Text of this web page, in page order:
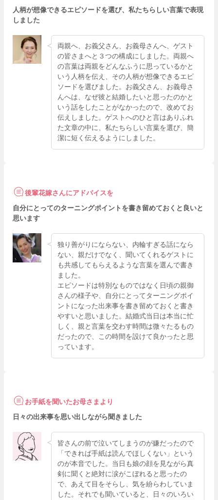
人柄が想像できるエピソードを選び、私たちらしい言葉で表現
しました
両親へ、お義父さん、お義母さんへ、ゲスト
の皆さまへと３つの構成にしました。両親へ
の言葉は両親をどんなふうに思っているかと
いう人柄を伝え、その人柄が想像できるエピ
ソードを選びました。お義父さん、お義母さ
んへは、なぜ彼と結婚したいと思ったのかと
いう話をしたことがなかったので、改めてお
伝えしました。ゲストへのひと言はありふれ
た文章の中に、私たちらしい言葉を選び、簡
潔に短く伝えるようにしました。
後輩花嫁さんにアドバイスを
自分にとってのターニングポイントを書き留めておくと良いと
思います
独り善がりにならない、内輪すぎる話になら
ない、親だけでなく、聞いてくれるゲストに
も共感してもらえるような言葉を選んで書き
ました。
エピソードは特別なものではなく日頃の親御
さんの様子や、自分にとってターニングポイ
ントになった出来事を書き留めておくと書き
やすいと思いました。結婚式当日は本当に忙
しく、親と言葉を交わす時間は微々たるもの
だったので、この時間を設けて良かったと思
っています。
お手紙を聞いたお母さまより
日々の出来事を思い出しながら聞きました
皆さんの前で泣いてしまうのが嫌だったので
「できれば手紙は読んでほしくない」という
のが本音でした。当日も娘の顔を見ながら真
剣に聞くと絶対に涙がこぼれると思ったの
で、あえて目をそらし、気を紛らわしていま
した。それでも聞いていると、日々のいろい